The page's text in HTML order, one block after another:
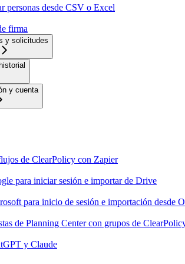
personas desde CSV o Excel
firma
y solicitudes
y cuenta
de ClearPolicy con Zapier
para iniciar sesión e importar de Drive
para inicio de sesión e importación desde
de Planning Center con grupos de
y Claude